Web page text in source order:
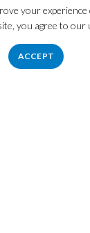
your
you agree to our
ACCEPT